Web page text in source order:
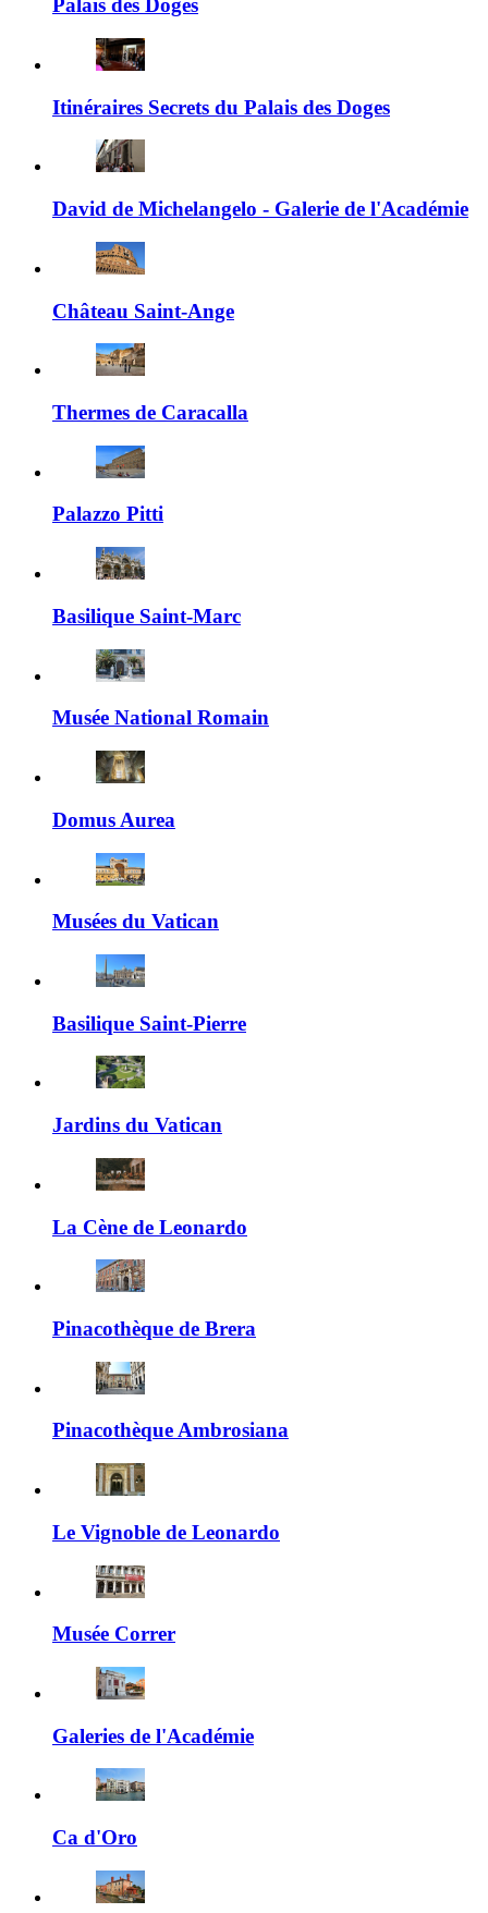
Palais des Doges
Itinéraires Secrets du Palais des Doges
David de Michelangelo - Galerie de l'Académie
Château Saint-Ange
Thermes de Caracalla
Palazzo Pitti
Basilique Saint-Marc
Musée National Romain
Domus Aurea
Musées du Vatican
Basilique Saint-Pierre
Jardins du Vatican
La Cène de Leonardo
Pinacothèque de Brera
Pinacothèque Ambrosiana
Le Vignoble de Leonardo
Musée Correr
Galeries de l'Académie
Ca d'Oro